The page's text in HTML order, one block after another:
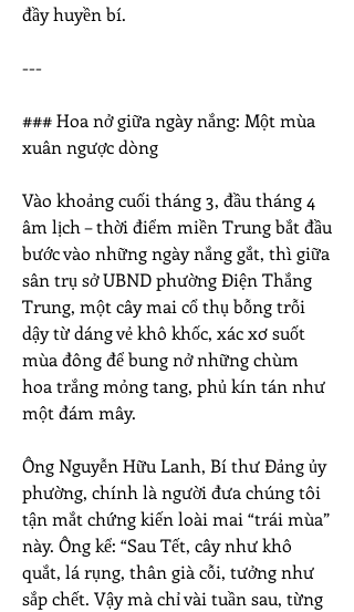
đầy huyền bí.
---
### Hoa nở giữa ngày nắng: Một mùa
xuân ngược dòng
Vào khoảng cuối tháng 3, đầu tháng 4
âm lịch – thời điểm miền Trung bắt đầu
bước vào những ngày nắng gắt, thì giữa
sân trụ sở UBND phường Điện Thắng
Trung, một cây mai cổ thụ bỗng trỗi
dậy từ dáng vẻ khô khốc, xác xơ suốt
mùa đông để bung nở những chùm
hoa trắng mỏng tang, phủ kín tán như
một đám mây.
Ông Nguyễn Hữu Lanh, Bí thư Đảng ủy
phường, chính là người đưa chúng tôi
tận mắt chứng kiến loài mai “trái mùa”
này. Ông kể: “Sau Tết, cây như khô
quắt, lá rụng, thân già cỗi, tưởng như
sắp chết. Vậy mà chỉ vài tuần sau, từng